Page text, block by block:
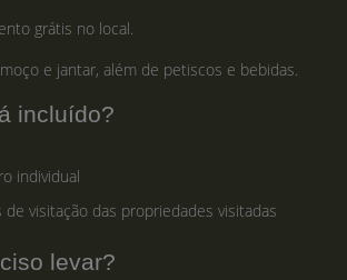
grátis no local.
e jantar, além de petiscos e bebidas.
incluído?
individual
de visitação das propriedades visitadas
levar?